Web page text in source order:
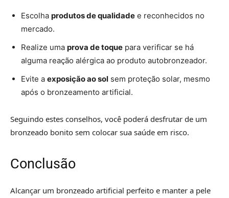
Escolha produtos de qualidade e reconhecidos no
mercado.
Realize uma prova de toque para verificar se há
alguma reação alérgica ao produto autobronzeador.
Evite a exposição ao sol sem proteção solar, mesmo
após o bronzeamento artificial.
Seguindo estes conselhos, você poderá desfrutar de um
bronzeado bonito sem colocar sua saúde em risco.
Conclusão
Alcançar um bronzeado artificial perfeito e manter a pele